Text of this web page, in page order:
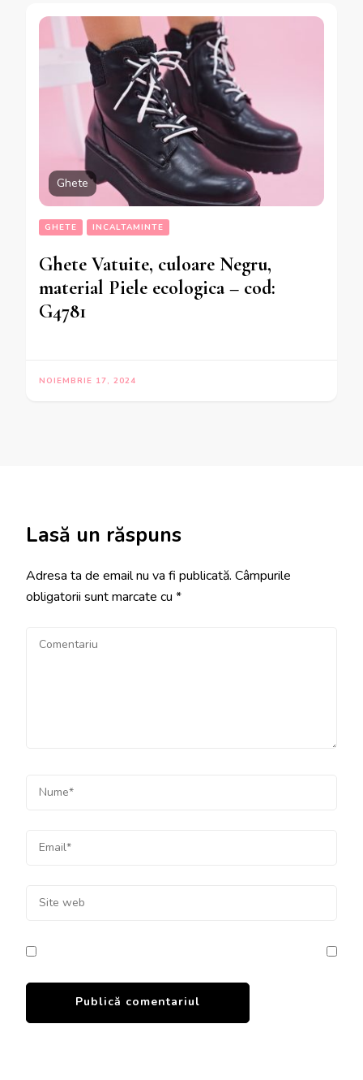
Ghete
GHETE INCALTAMINTE
Ghete Vatuite, culoare Negru,
material Piele ecologica – cod:
G4781
NOIEMBRIE 17, 2024
Lasă un răspuns
Adresa ta de email nu va fi publicată. Câmpurile
obligatorii sunt marcate cu *